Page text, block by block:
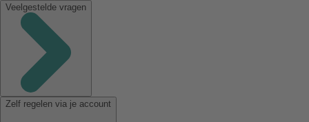
Veelgestelde vragen
Zelf regelen via je account